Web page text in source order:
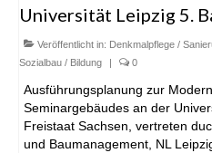
Universität Leipzig 5.
Veröffentlicht in: Denkmalpflege /
Sozialbau / Bildung
| 0
Ausführungsplanung zur
Seminargebäudes an der
Freistaat Sachsen, vertreten
und Baumanagement, NL